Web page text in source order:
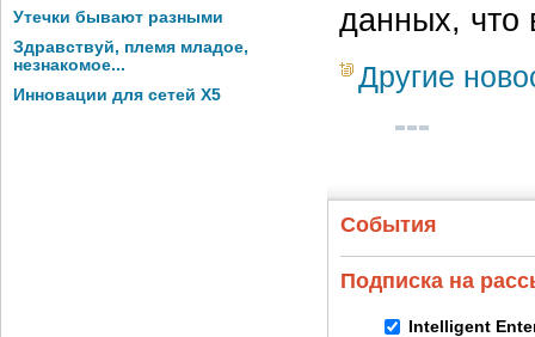
Утечки бывают разными
Здравствуй, племя младое,
незнакомое...
Инновации для сетей X5
данных, что
Другие
События
Подписка на
Intelligent